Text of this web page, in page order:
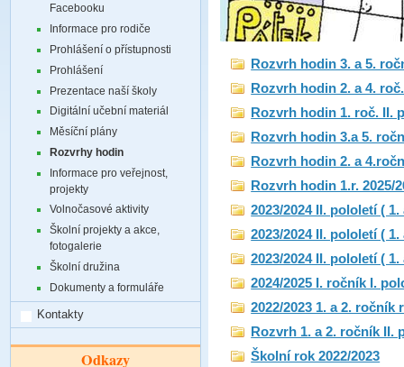
Facebooku
Informace pro rodiče
Prohlášení o přístupnosti
Prohlášení
Prezentace naší školy
Digitální učební materiál
Měsíční plány
Rozvrhy hodin
Informace pro veřejnost,
projekty
Volnočasové aktivity
Školní projekty a akce,
fotogalerie
Školní družina
Dokumenty a formuláře
Kontakty
Odkazy
Rozvrh hodin 3. a 5.
Rozvrh hodin 2. a 4.
Rozvrh hodin 1. roč. II.
Rozvrh hodin 3.a 5.
Rozvrh hodin 2. a
Rozvrh hodin 1.r. 2025/
2023/2024 II. pololetí (
2023/2024 II. pololetí (
2023/2024 II. pololetí (
2024/2025 I. ročník I.
2022/2023 1. a 2. ročník
Rozvrh 1. a 2. ročník II.
Školní rok 2022/2023